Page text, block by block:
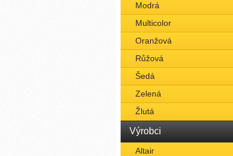
Modrá
Multicolor
Oranžová
Růžová
Šedá
Zelená
Žlutá
Výrobci
Altair